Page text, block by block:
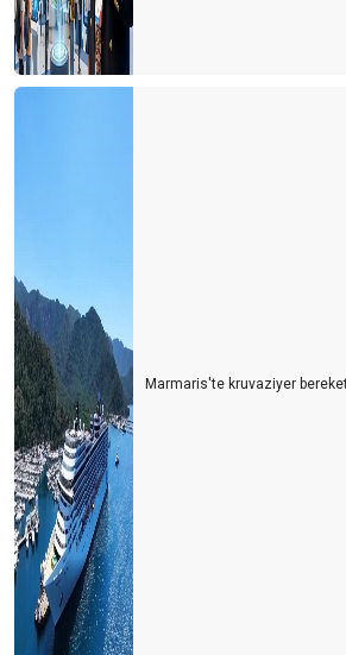
biz almayacağız, aşçılar verecek"
COVID-19 SONRASI TURİZMDE ÇÖZÜM-1
Güney Afrika İzlenimleri
ERENKÖY GÜNLÜKLERİ
4 Kuşak turizm
Farklı bir turizm çeşidi ''Agritourismo''
TÜRSAB Seçimlerinde zafer kadınların
Türk Kahvesi Her Şey Dahil Sisteminden
TUNCELi iZLENiMLERi
YENi IATA KURALLARI
Marmaris'te kruvaziyer